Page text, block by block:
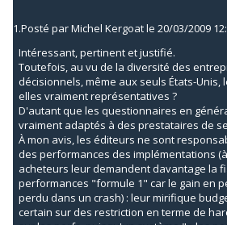
1.Posté parMichel Kergoatle 20/03/2009
Intéressant, pertinent et justifié.
Toutefois, au vu de la diversité des
décisionnels, même aux seuls États-Unis,
elles vraiment représentatives ?
D'autant que les questionnaires en
vraiment adaptés à des prestataires de
À mon avis, les éditeurs ne sont
des performances des implémentations
acheteurs leur demandent davantage la
performances "formule 1" car le gain en
perdu dans un crash) : leur mirifique
certain sur des restriction en terme de